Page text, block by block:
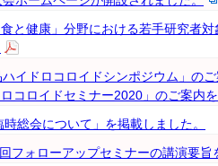
と健康」分野における若手研究者
ハイドロコロイドシンポジウム」の
ロコロイドセミナー2020」のご案内
時総会について」を掲載しました。
フォローアップセミナーの講演要旨